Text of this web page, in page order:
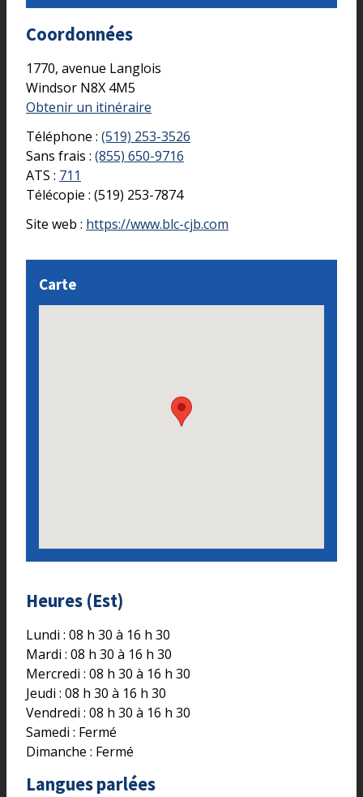
Coordonnées
1770, avenue Langlois
Windsor N8X 4M5
Obtenir un itinéraire
Téléphone : (519) 253-3526
Sans frais : (855) 650-9716
ATS : 711
Télécopie : (519) 253-7874
Site web : https://www.blc-cjb.com
Carte
Heures (Est)
Lundi : 08 h 30 à 16 h 30
Mardi : 08 h 30 à 16 h 30
Mercredi : 08 h 30 à 16 h 30
Jeudi : 08 h 30 à 16 h 30
Vendredi : 08 h 30 à 16 h 30
Samedi : Fermé
Dimanche : Fermé
Langues parlées